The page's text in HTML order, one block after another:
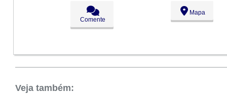
09:00 - 18:00
09:00 - 18:00
09:00 - 18:00
Comente
Mapa
Veja também: